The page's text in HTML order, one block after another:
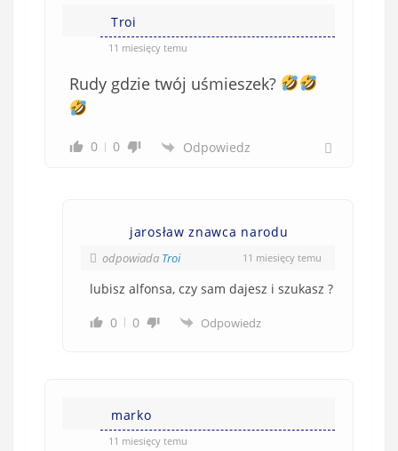
Troi
11 miesięcy temu
Rudy gdzie twój uśmieszek?
0 0 Odpowiedz
jarosław znawca narodu
odpowiada Troi 11 miesięcy temu
lubisz alfonsa, czy sam dajesz i szukasz ?
0
0 Odpowiedz
marko
11 miesięcy temu